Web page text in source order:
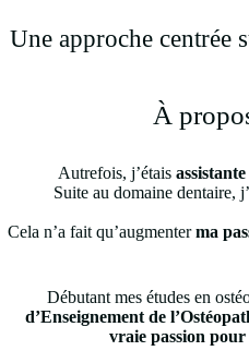
Une approche centrée
À
Autrefois, j’étais
Suite au domaine dentaire,
Cela n’a fait qu’augmenterma
Débutant mes études en
d’Enseignement de
vraie passion